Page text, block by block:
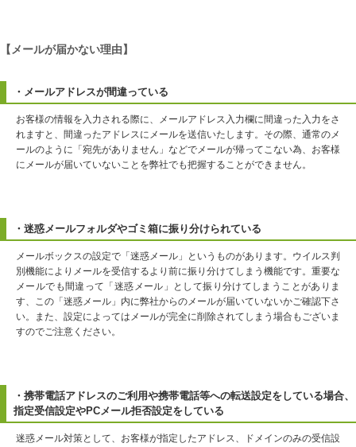
【メールが届かない理由】
・メールアドレスが間違っている
お客様の情報を入力される際に、メールアドレス入力欄に間違った入力をさ
れますと、間違ったアドレスにメールを送信いたします。その際、通常のメ
ールのように「宛先がありません」などでメールが帰ってこない為、お客様
にメールが届いていないことを弊社でも把握することができません。
・迷惑メールフォルダやゴミ箱に振り分けられている
メールボックスの設定で「迷惑メール」というものがあります。ウイルス判
別機能によりメールを受信するより前に振り分けてしまう機能です。重要な
メールでも間違って「迷惑メール」として振り分けてしまうことがありま
す、この「迷惑メール」内に弊社からのメールが届いていないかご確認下さ
い。また、設定によってはメールが完全に削除されてしまう場合もございま
すのでご注意ください。
・携帯電話アドレスのご利用や携帯電話等への転送設定をしている場合、
指定受信設定やPCメール拒否設定をしている
迷惑メール対策として、お客様が指定したアドレス、ドメインのみの受信設